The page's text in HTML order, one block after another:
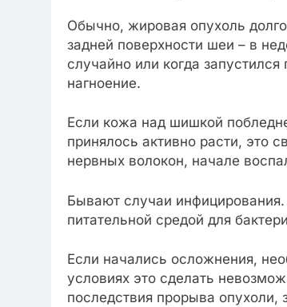
Обычно, жировая опухоль
задней поверхности шеи – в
случайно или когда
нагноение.
Если кожа над шишкой
принялось активно расти, это
нервных волокон, начале
Бывают случаи
питательной средой для
Если начались осложнения,
условиях это сделать
последствия прорыва опухоли,